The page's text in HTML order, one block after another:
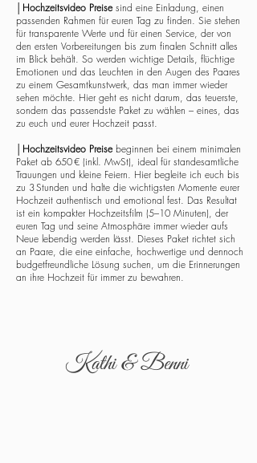
Hochzeitsvideo Preisesind eine Einladung, einen
passenden Rahmen für euren Tag zu finden. Sie stehen
für transparente Werte und für einen Service, der von
den ersten Vorbereitungen bis zum finalen Schnitt alles
im Blick behält. So werden wichtige Details, flüchtige
Emotionen und das Leuchten in den Augen des Paares
zu einem Gesamtkunstwerk, das man immer wieder
sehen möchte. Hier geht es nicht darum, das teuerste,
sondern das passendste Paket zu wählen – eines, das
zu euch und eurer Hochzeit passt.
Hochzeitsvideo Preisebeginnen bei einem minimalen
Paket ab 650 € (inkl. MwSt), ideal für standesamtliche
Trauungen und kleine Feiern. Hier begleite ich euch bis
zu 3 Stunden und halte die wichtigsten Momente eurer
Hochzeit authentisch und emotional fest. Das Resultat
ist ein kompakter Hochzeitsfilm (5–10 Minuten), der
euren Tag und seine Atmosphäre immer wieder aufs
Neue lebendig werden lässt. Dieses Paket richtet sich
an Paare, die eine einfache, hochwertige und dennoch
budgetfreundliche Lösung suchen, um die Erinnerungen
an ihre Hochzeit für immer zu bewahren.
Kathi & Benni